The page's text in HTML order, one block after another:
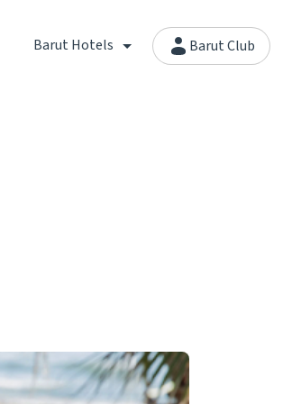
Barut Hotels Barut Club